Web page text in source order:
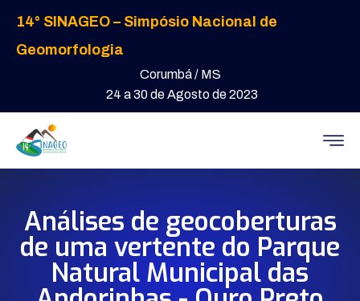
14° SINAGEO – Simpósio Nacional de
Geomorfologia
Corumbá / MS
24 a 30 de Agosto de 2023
Análises de geocoberturas
de uma vertente do Parque
Natural Municipal das